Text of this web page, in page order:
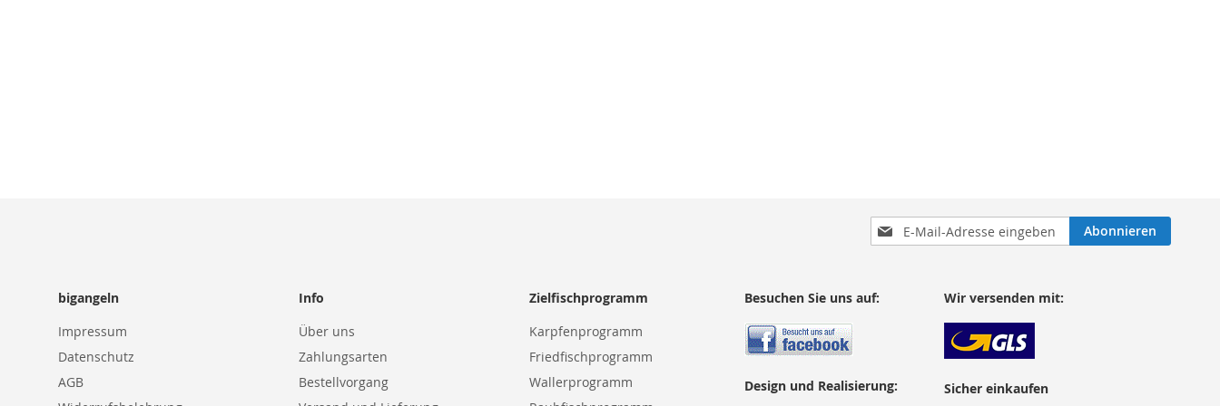
Anmeldung
zum
Abonnieren
bigangeln
Impressum
Datenschutz
AGB
Info
Über uns
Zahlungsarten
Bestellvorgang
Zielfischprogramm
Karpfenprogramm
Friedfischprogramm
Wallerprogramm
Besuchen Sie uns auf:
Design und Realisierung:
Wir versenden mit:
Sicher einkaufen